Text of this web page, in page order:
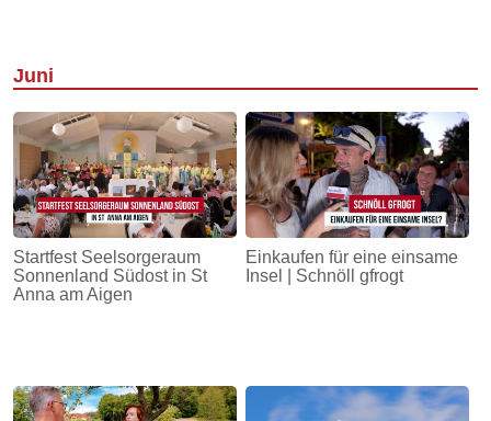
Juni
Startfest Seelsorgeraum
Sonnenland Südost in St
Anna am Aigen
Einkaufen für eine einsame
Insel | Schnöll gfrogt